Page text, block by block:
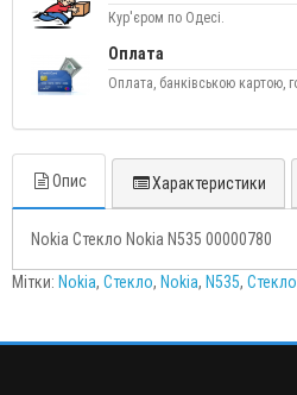
Кур'єром по Одесі.
Оплата
Оплата, банківською картою,
Опис Характеристики
Nokia Стекло Nokia N535 00000780
Мітки: Nokia, Стекло, Nokia, N535,